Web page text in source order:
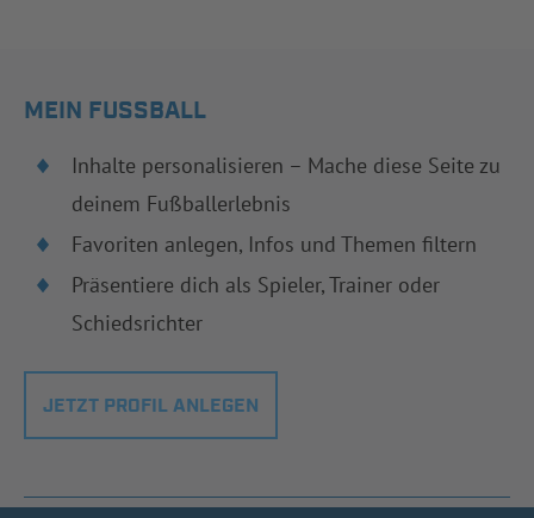
MEIN FUSSBALL
Inhalte personalisieren – Mache diese Seite zu
deinem Fußballerlebnis
Favoriten anlegen, Infos und Themen filtern
Präsentiere dich als Spieler, Trainer oder
Schiedsrichter
JETZT PROFIL ANLEGEN